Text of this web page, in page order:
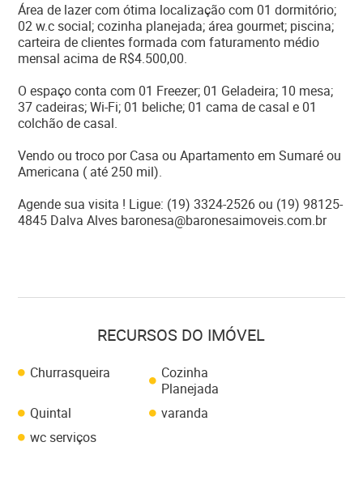
Área de lazer com ótima localização com 01 dormitório;
02 w.c social; cozinha planejada; área gourmet; piscina;
carteira de clientes formada com faturamento médio
mensal acima de R$4.500,00.
O espaço conta com 01 Freezer; 01 Geladeira; 10 mesa;
37 cadeiras; Wi-Fi; 01 beliche; 01 cama de casal e 01
colchão de casal.
Vendo ou troco por Casa ou Apartamento em Sumaré ou
Americana ( até 250 mil).
Agende sua visita ! Ligue: (19) 3324-2526 ou (19) 98125-
4845 Dalva Alves baronesa@baronesaimoveis.com.br
RECURSOS DO IMÓVEL
Churrasqueira
Cozinha
Planejada
Quintal
varanda
wc serviços